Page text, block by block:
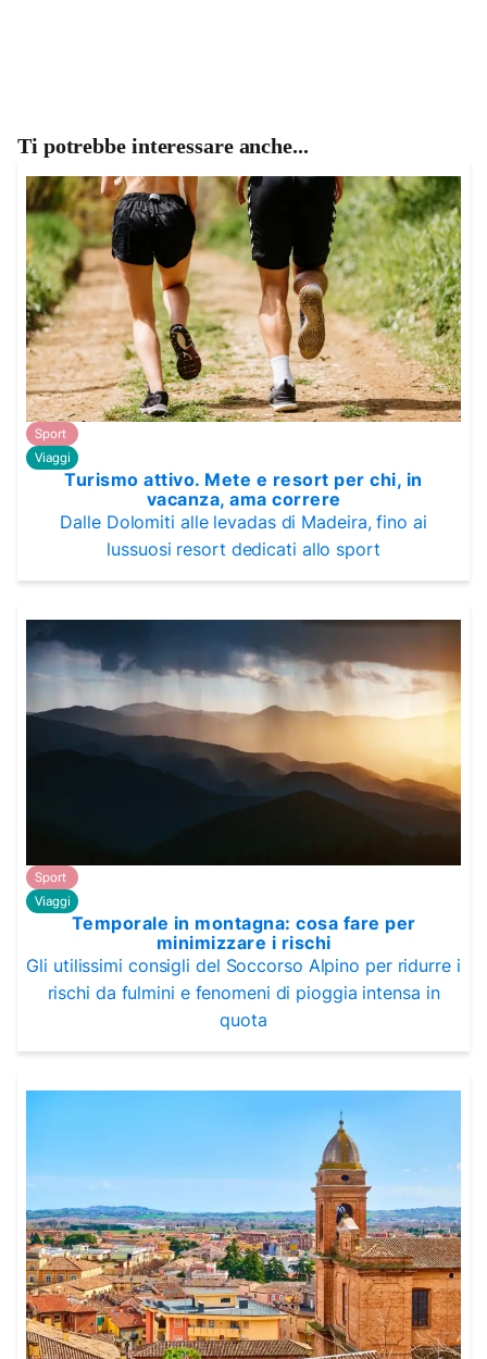
Ti potrebbe interessare anche...
Sport
Viaggi
Turismo attivo. Mete e resort per chi, in
vacanza, ama correre
Dalle Dolomiti alle levadas di Madeira, fino ai
lussuosi resort dedicati allo sport
Sport
Viaggi
Temporale in montagna: cosa fare per
minimizzare i rischi
Gli utilissimi consigli del Soccorso Alpino per ridurre i
rischi da fulmini e fenomeni di pioggia intensa in
quota